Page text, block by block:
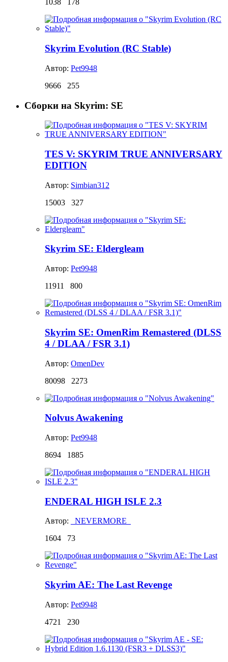
1038 178
Skyrim Evolution (RC Stable)
Автор: Pet9948
9666
255
Сборки на Skyrim: SE
TES V: SKYRIM TRUE ANNIVERSARY
EDITION
Автор: Simbian312
15003
327
Skyrim SE: Eldergleam
Автор: Pet9948
11911
800
Skyrim SE: OmenRim Remastered (DLSS
4 / DLAA / FSR 3.1)
Автор: OmenDev
80098
2273
Nolvus Awakening
Автор: Pet9948
8694
1885
ENDERAL HIGH ISLE 2.3
Автор:
_NEVERMORE_
1604
73
Skyrim AE: The Last Revenge
Автор: Pet9948
4721
230